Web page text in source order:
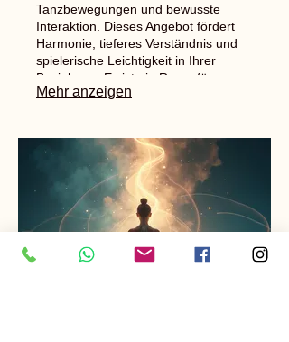
Tanzbewegungen und bewusste
Interaktion. Dieses Angebot fördert
Harmonie, tieferes Verständnis und
spielerische Leichtigkeit in Ihrer
Beziehung. Es ist ein Raum für
gemeinsames Wachstum und
Mehr anzeigen